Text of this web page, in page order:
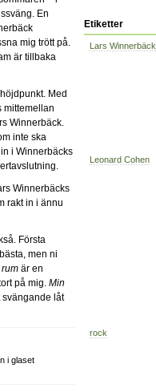
Etiketter
Lars Winnerbäck
Leonard Cohen
rock
En
mig trött på.
är tillbaka
Med
mittemellan
Winnerbäck.
inte ska
i Winnerbäcks
Winnerbäcks
rakt in i ännu
Första
men ni
är en
på mig. Min
svängande låt
i glaset